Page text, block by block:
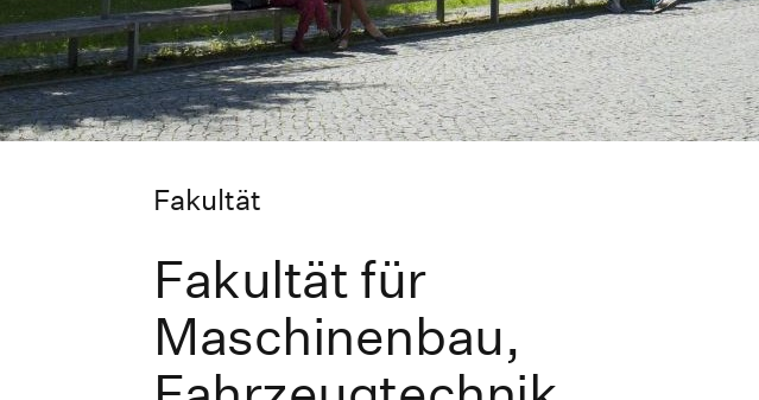
Fakultät
Fakultät für
Maschinenbau,